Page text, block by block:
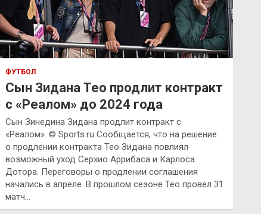
ФУТБОЛ
Сын Зидана Тео продлит контракт
с «Реалом» до 2024 года
Сын Зинедина Зидана продлит контракт с
«Реалом». © Sports.ru Сообщается, что на решение
о продлении контракта Тео Зидана повлиял
возможный уход Серхио Аррибаса и Карлоса
Дотора. Переговоры о продлении соглашения
начались в апреле. В прошлом сезоне Тео провел 31
матч…